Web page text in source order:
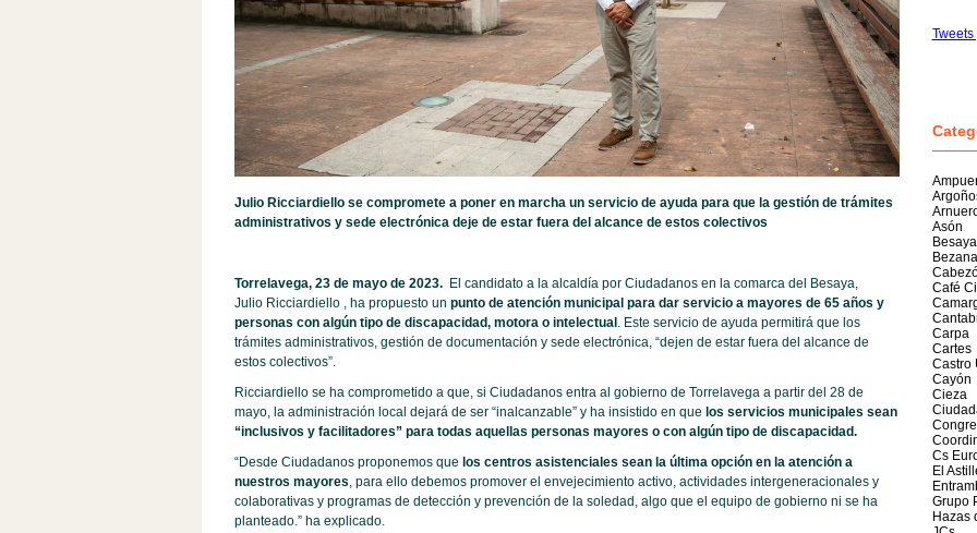
Julio Ricciardiello se compromete a poner en marcha un servicio de ayuda para que la gestión de trámites
administrativos y sede electrónica deje de estar fuera del alcance de estos colectivos
Torrelavega, 23 de mayo de 2023. El candidato a la alcaldía por Ciudadanos en la comarca del Besaya,
Julio Ricciardiello , ha propuesto un punto de atención municipal para dar servicio a mayores de 65 años y
personas con algún tipo de discapacidad, motora o intelectual. Este servicio de ayuda permitirá que los
trámites administrativos, gestión de documentación y sede electrónica, “dejen de estar fuera del alcance de
estos colectivos”.
Ricciardiello se ha comprometido a que, si Ciudadanos entra al gobierno de Torrelavega a partir del 28 de
mayo, la administración local dejará de ser “inalcanzable” y ha insistido en que los servicios municipales sean
“inclusivos y facilitadores” para todas aquellas personas mayores o conalgún tipo de discapacidad.
“Desde Ciudadanos proponemos que los centros asistenciales sean la última opción en la atención a
nuestros mayores , para ello debemos promover el envejecimiento activo, actividades intergeneracionales y
colaborativas y programas de detección y prevención de la soledad, algo que el equipo de gobierno ni se ha
planteado.” ha explicado.
Asón
Besaya
Bezana
Café
Carpa
Cartes
Castro
Cayón
Cieza
Cs
El
Grupo
Hazas